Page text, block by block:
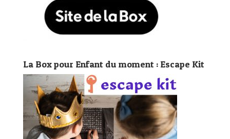
La Box pour Enfant du moment : Escape Kit